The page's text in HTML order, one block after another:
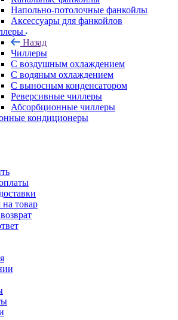
Напольно-потолочные фанкойлы
Аксессуары для фанкойлов
Назад
Чиллеры
С воздушным охлаждением
С водяным охлаждением
С выносным конденсатором
Реверсивные чиллеры
Абсорбционные чиллеры
кондиционеры
на товар